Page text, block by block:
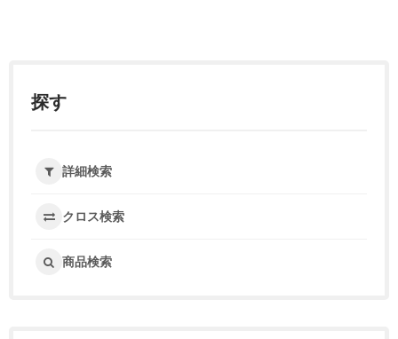
探す
詳細検索
クロス検索
商品検索